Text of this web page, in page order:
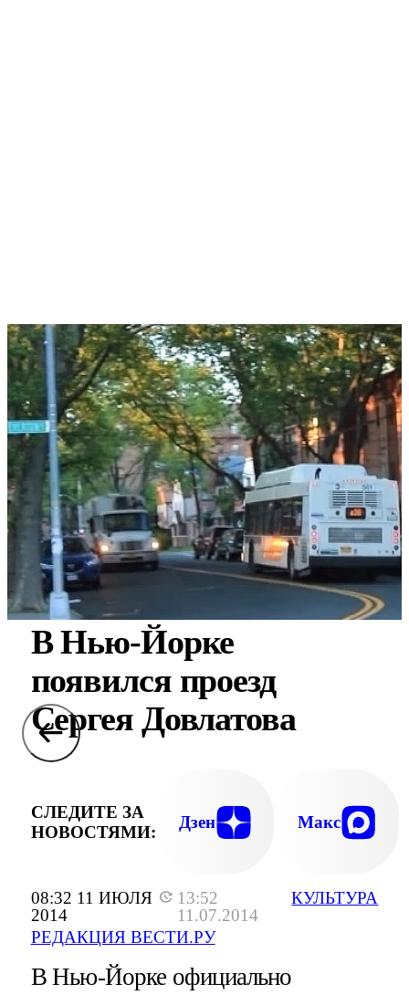
08:32 11 ИЮЛЯ
2014
13:52
11.07.2014
РЕДАКЦИЯ ВЕСТИ.РУ
КУЛЬТУРА
В Нью-Йорке
появился проезд
Сергея Довлатова
СЛЕДИТЕ ЗА
НОВОСТЯМИ:
Дзен Макс
В Нью-Йорке официально